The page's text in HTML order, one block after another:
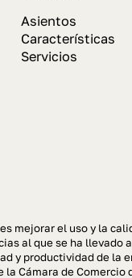
Asientos
Características
Servicios
mejorar el uso y la
al que se ha llevado
y productividad de la
la Cámara de Comercio